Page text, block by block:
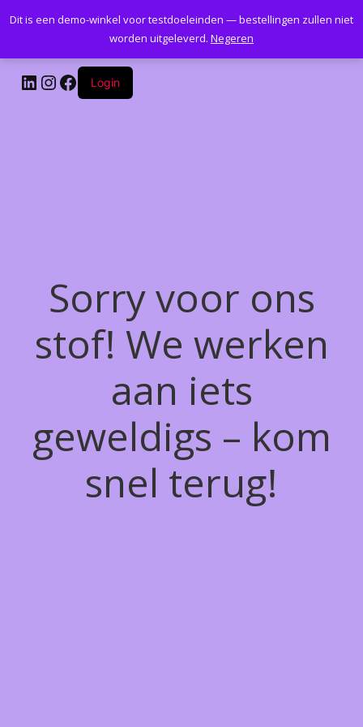
Kantoormeubelenplus.com
LinkedIn
Instagram
Facebook
Login
Sorry voor ons
stof! We werken
aan iets
geweldigs – kom
snel terug!
Dit is een demo-winkel voor testdoeleinden — bestellingen zullen niet
worden uitgeleverd. Negeren